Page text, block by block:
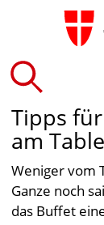
Tipps
am
Weniger vom
Ganze noch
das Buffet